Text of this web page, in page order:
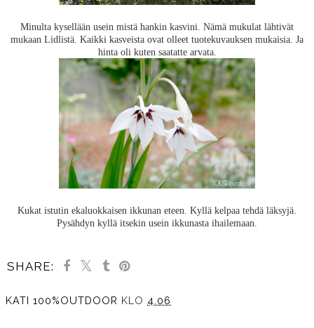
Minulta kysellään usein mistä hankin kasvini. Nämä mukulat lähtivät
mukaan Lidlistä. Kaikki kasveista ovat olleet tuotekuvauksen mukaisia. Ja
hinta oli kuten saatatte arvata.
Kukat istutin ekaluokkaisen ikkunan eteen. Kyllä kelpaa tehdä läksyjä.
Pysähdyn kyllä itsekin usein ikkunasta ihailemaan.
SHARE:
KATI 100%OUTDOOR KLO 4.06